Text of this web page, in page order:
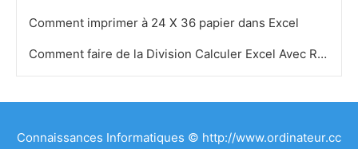
Comment imprimer à 24 X 36 papier dans Excel
Comment faire de la Division Calculer Excel Avec Remainders
Connaissances Informatiques © http://www.ordinateur.cc